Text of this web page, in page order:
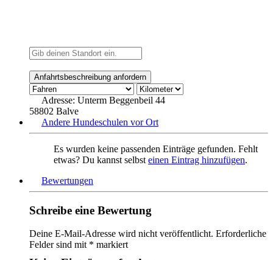
Adresse: Unterm Beggenbeil 44
58802 Balve
Andere Hundeschulen vor Ort
Es wurden keine passenden Einträge gefunden. Fehlt
etwas? Du kannst selbst einen Eintrag hinzufügen.
Bewertungen
Schreibe eine Bewertung
Deine E-Mail-Adresse wird nicht veröffentlicht. Erforderliche
Felder sind mit * markiert